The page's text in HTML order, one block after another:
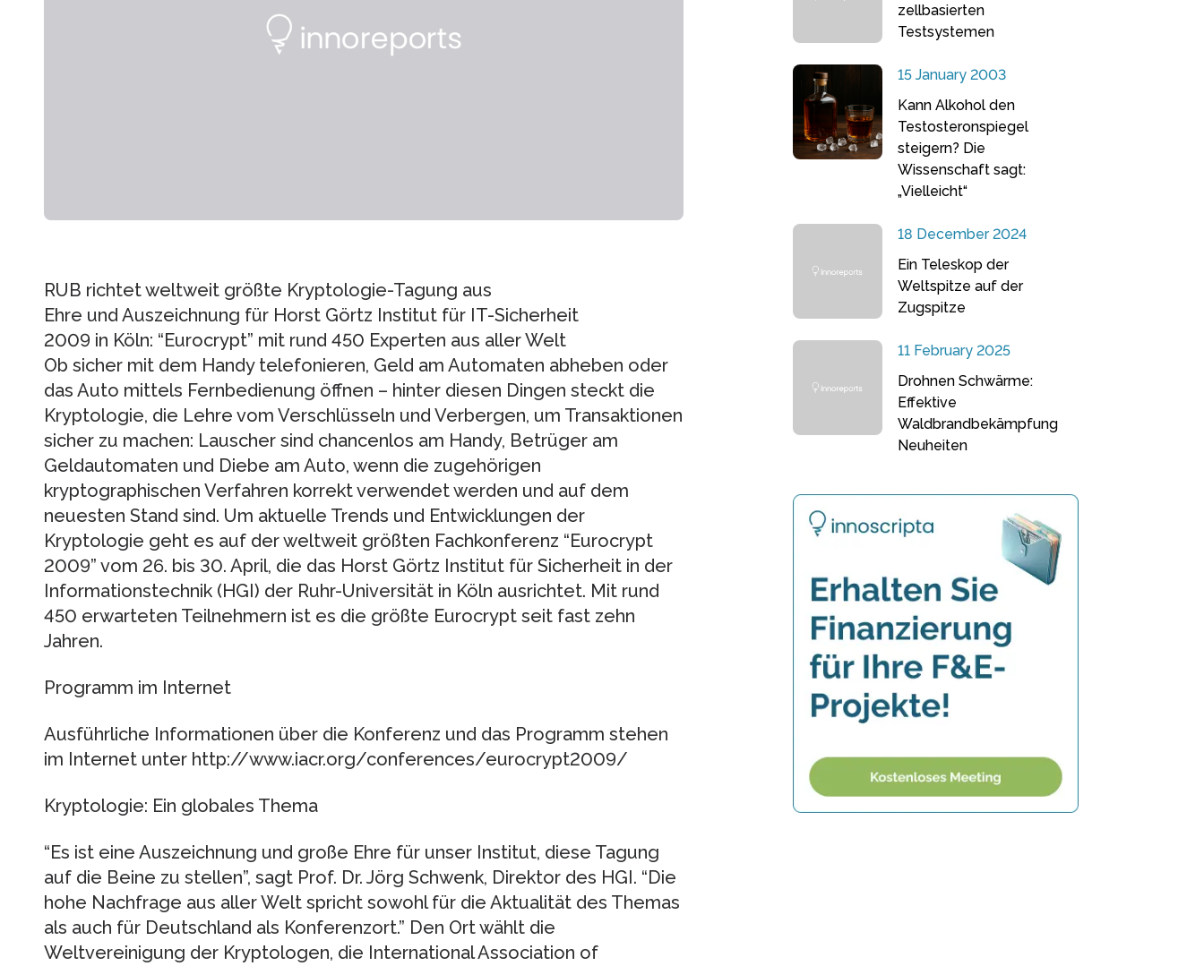
RUB richtet weltweit größte Kryptologie-Tagung aus
Ehre und Auszeichnung für Horst Görtz Institut für IT-Sicherheit
2009 in Köln: “Eurocrypt” mit rund 450 Experten aus aller Welt
Ob sicher mit dem Handy telefonieren, Geld am Automaten abheben oder
das Auto mittels Fernbedienung öffnen – hinter diesen Dingen steckt die
Kryptologie, die Lehre vom Verschlüsseln und Verbergen, um Transaktionen
sicher zu machen: Lauscher sind chancenlos am Handy, Betrüger am
Geldautomaten und Diebe am Auto, wenn die zugehörigen
kryptographischen Verfahren korrekt verwendet werden und auf dem
neuesten Stand sind. Um aktuelle Trends und Entwicklungen der
Kryptologie geht es auf der weltweit größten Fachkonferenz “Eurocrypt
2009” vom 26. bis 30. April, die das Horst Görtz Institut für Sicherheit in der
Informationstechnik (HGI) der Ruhr-Universität in Köln ausrichtet. Mit rund
450 erwarteten Teilnehmern ist es die größte Eurocrypt seit fast zehn
Jahren.
Programm im Internet
Ausführliche Informationen über die Konferenz und das Programm stehen
im Internet unter http://www.iacr.org/conferences/eurocrypt2009/
Kryptologie: Ein globales Thema
“Es ist eine Auszeichnung und große Ehre für unser Institut, diese Tagung
auf die Beine zu stellen”, sagt Prof. Dr. Jörg Schwenk, Direktor des HGI. “Die
hohe Nachfrage aus aller Welt spricht sowohl für die Aktualität des Themas
als auch für Deutschland als Konferenzort.” Den Ort wählt die
Weltvereinigung der Kryptologen, die International Association of
zellbasierten
Testsystemen
15 January 2003
Kann Alkohol den
Testosteronspiegel
steigern? Die
Wissenschaft sagt:
„Vielleicht“
18 December 2024
Ein Teleskop der
Weltspitze auf der
Zugspitze
11 February 2025
Drohnen Schwärme:
Effektive
Waldbrandbekämpfung
Neuheiten